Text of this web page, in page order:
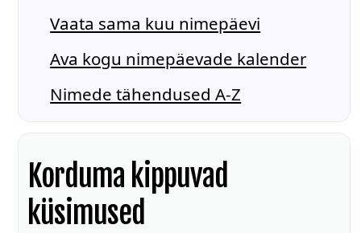
Vaata sama kuu nimepäevi
Ava kogu nimepäevade kalender
Nimede tähendused A-Z
Korduma kippuvad
küsimused